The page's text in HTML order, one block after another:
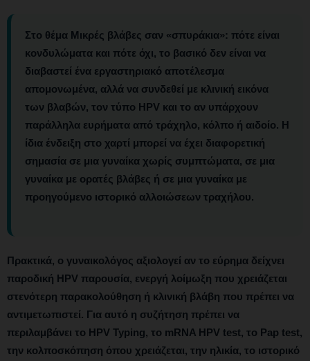
Στο θέμα Μικρές βλάβες σαν «σπυράκια»: πότε είναι
κονδυλώματα και πότε όχι, το βασικό δεν είναι να
διαβαστεί ένα εργαστηριακό αποτέλεσμα
απομονωμένα, αλλά να συνδεθεί με κλινική εικόνα
των βλαβών, τον τύπο HPV και το αν υπάρχουν
παράλληλα ευρήματα από τράχηλο, κόλπο ή αιδοίο. Η
ίδια ένδειξη στο χαρτί μπορεί να έχει διαφορετική
σημασία σε μια γυναίκα χωρίς συμπτώματα, σε μια
γυναίκα με ορατές βλάβες ή σε μια γυναίκα με
προηγούμενο ιστορικό αλλοιώσεων τραχήλου.
Πρακτικά, ο γυναικολόγος αξιολογεί αν το εύρημα δείχνει
παροδική HPV παρουσία, ενεργή λοίμωξη που χρειάζεται
στενότερη παρακολούθηση ή κλινική βλάβη που πρέπει να
αντιμετωπιστεί. Για αυτό η συζήτηση πρέπει να
περιλαμβάνει το HPV Typing, το mRNA HPV test, το Pap test,
την κολποσκόπηση όπου χρειάζεται, την ηλικία, το ιστορικό